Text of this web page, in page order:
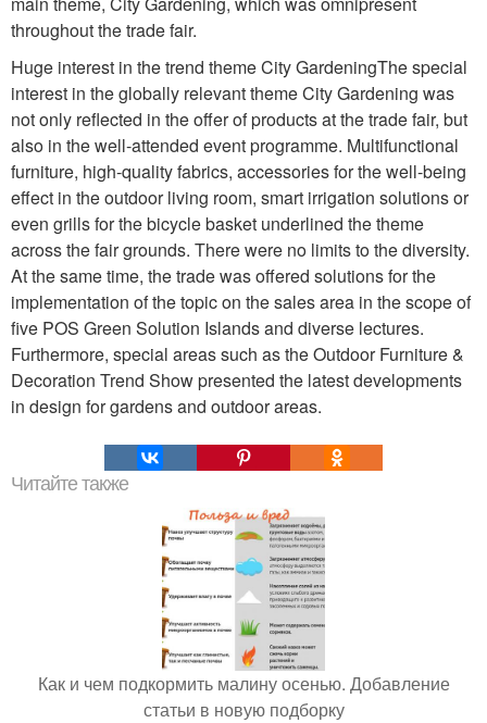
throughout the trade fair.
Huge interest in the trend theme City GardeningThe special
interest in the globally relevant theme City Gardening was
not only reflected in the offer of products at the trade fair, but
also in the well-attended event programme. Multifunctional
furniture, high-quality fabrics, accessories for the well-being
effect in the outdoor living room, smart irrigation solutions or
even grills for the bicycle basket underlined the theme
across the fair grounds. There were no limits to the diversity.
At the same time, the trade was offered solutions for the
implementation of the topic on the sales area in the scope of
five POS Green Solution Islands and diverse lectures.
Furthermore, special areas such as the Outdoor Furniture &
Decoration Trend Show presented the latest developments
in design for gardens and outdoor areas.
Читайте также
Как и чем подкормить малину осенью. Добавление
статьи в новую подборку